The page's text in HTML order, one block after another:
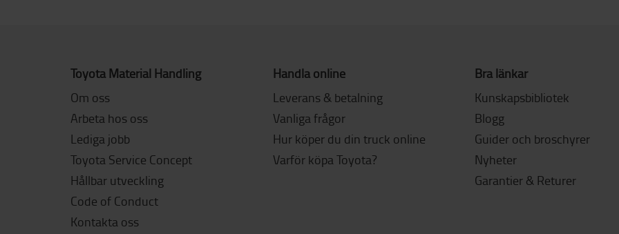
Toyota Material Handling
Om oss
Arbeta hos oss
Lediga jobb
Toyota Service Concept
Hållbar utveckling
Code of Conduct
Kontakta oss
Handla online
Leverans & betalning
Vanliga frågor
Hur köper du din truck online
Varför köpa Toyota?
Bra länkar
Kunskapsbibliotek
Blogg
Guider och broschyrer
Nyheter
Garantier & Returer